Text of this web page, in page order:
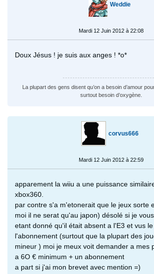
Weddie
Mardi 12 Juin 2012 à 22:08
Doux Jésus ! je suis aux anges ! *o*
La plupart des gens disent qu’on a besoin d’amour
surtout besoin d’oxygène.
corvus666
Mardi 12 Juin 2012 à 22:59
apparement la wiiu a une puissance
xbox360.
par contre s'a m'etonerait que le jeux sorte
moi il ne serat qu'au japon) désolé si je
etant donné qu'il était absent a l'E3 et vus
l'abonnement (surtout que la plupart des
mineur ) moi je meux voit demander a mes
a 6O € minimum + un abonnement
a part si j'ai mon brevet avec mention =)